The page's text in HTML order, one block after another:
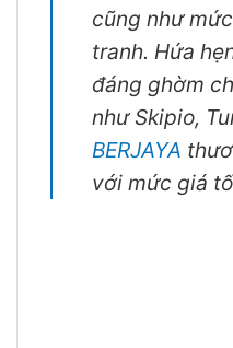
cũng như
tranh. Hứa
đáng ghờm
như Skipio,
BERJAYA
với mức giá